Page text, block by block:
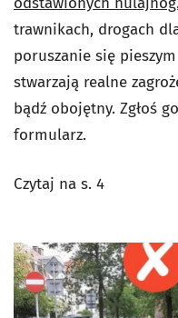
trawnikach, drogach
poruszanie się
stwarzają realne
bądź obojętny. Zgłoś
formularz.
Czytaj na s. 4